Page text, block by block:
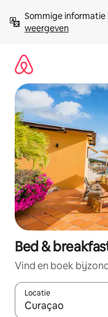
direct
naar
Sommige
weergeven
Bed &
Vind en boek
Locatie
Wanneer er